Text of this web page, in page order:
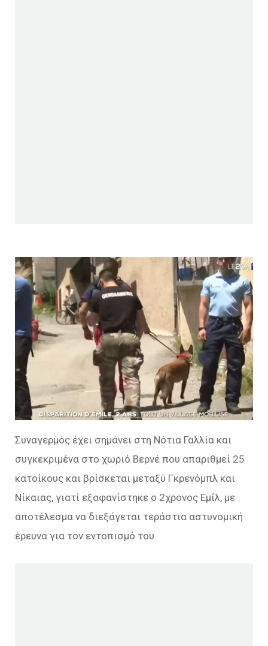
Συναγερμός έχει σημάνει στη Νότια Γαλλία και
συγκεκριμένα στο χωριό Βερνέ που απαριθμεί 25
κατοίκους και βρίσκεται μεταξύ Γκρενόμπλ και
Νίκαιας, γιατί εξαφανίστηκε ο 2χρονος Εμίλ, με
αποτέλεσμα να διεξάγεται τεράστια αστυνομική
έρευνα για τον εντοπισμό του.